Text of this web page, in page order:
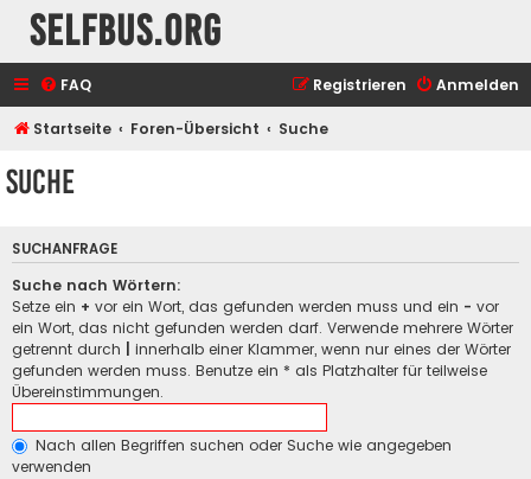
selfbus.org
FAQ Anmelden
Registrieren
Startseite Foren-Übersicht Suche
Suche
SUCHANFRAGE
Suche nach Wörtern:
Setze ein + vor ein Wort, das gefunden werden muss und ein - vor
ein Wort, das nicht gefunden werden darf. Verwende mehrere Wörter
getrennt durch
innerhalb einer Klammer, wenn nur eines der Wörter
gefunden werden muss. Benutze ein * als Platzhalter für teilweise
Übereinstimmungen.
Nach allen Begriffen suchen oder Suche wie angegeben
verwenden